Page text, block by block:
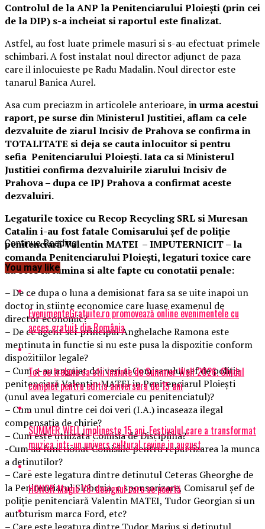
Controlul de la ANP la Penitenciarului Ploieşti (prin cei
de la DIP) s-a incheiat si raportul este finalizat.
Astfel, au fost luate primele masuri si s-au efectuat primele
schimbari. A fost instalat noul director adjunct de paza
care il inlocuieste pe Radu Madalin. Noul director este
tanarul Banica Aurel.
Asa cum preciazm in articolele anterioare, in urma acestui
raport, pe surse din Ministerul Justitiei, aflam ca cele
dezvaluite de ziarul Incisiv de Prahova se confirma in
TOTALITATE si deja se cauta inlocuitor si pentru
sefia Penitenciarului Ploiești. Iata ca si Ministerul
Justitiei confirma dezvaluirile ziarului Incisiv de
Prahova – dupa ce IPJ Prahova a confirmat aceste
dezvaluiri.
Legaturile toxice cu Recop Recycling SRL si Muresan
Catalin i-au fost fatale Comisarului șef de poliție
penitenciară Valentin MATEI – IMPUTERNICIT – la
comanda Penitenciarului Ploiești, legaturi toxice care
au scos la lumina si alte fapte cu conotatii penale:
– De ce dupa o luna a demisionat fara sa se uite inapoi un
doctor in stiinte economice care luase examenul de
director economic?
– De ce agent sef principal Anghelache Ramona este
mentinuta in functie si nu este pusa la dispozitie conform
dispozitiilor legale?
– Cum s-au angajat doi veri ai Comisarului șef de poliție
penitenciară Valentin MATEI in Penitenciarul Ploiești
(unul avea legaturi comerciale cu penitenciatul)?
– Cum unul dintre cei doi veri (I.A.) incaseaza ilegal
compensația de chirie?
– Cum este utilizata Comisia de Disciplina?
-Cum au functionat Comisiile pentru repartizarea la munca
a detinutilor?
– Care este legatura dintre detinutul Ceteras Gheorghe de
la Penitenciarul Slobozia, o sponsorizare, Comisarul șef de
poliție penitenciară Valentin MATEI, Tudor Georgian si un
autoturism marca Ford, etc?
Continue Reading
You may like
EvenimenteGratuite.ro promovează online evenimentele cu
acces gratuit din România
Tot ce trebuie sa stii inainte de Summer Well 2026. Ghidul
complet pentru editia aniversara de 15 ani
SUMMER WELL implineste 15 ani. Festivalul care a transformat
muzica intr-un univers cultural revine in august
HONOR Magic V6: designul care se poartă